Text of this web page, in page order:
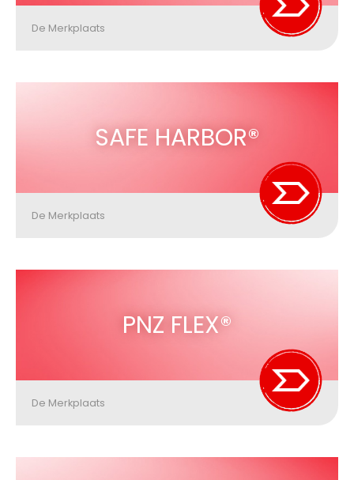
De Merkplaats
SAFE HARBOR®
De Merkplaats
PNZ FLEX®
De Merkplaats